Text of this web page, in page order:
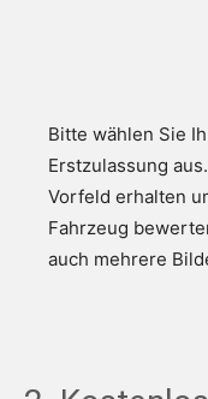
Bitte wählen Sie
Erstzulassung
Vorfeld erhalten
Fahrzeug
auch mehrere